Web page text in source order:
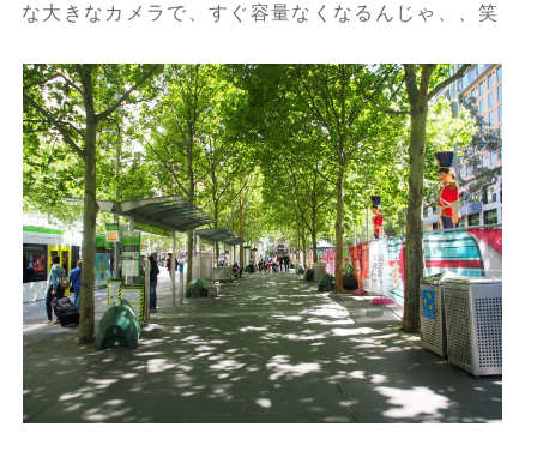
な大きなカメラで、すぐ容量なくなるんじゃ、、笑